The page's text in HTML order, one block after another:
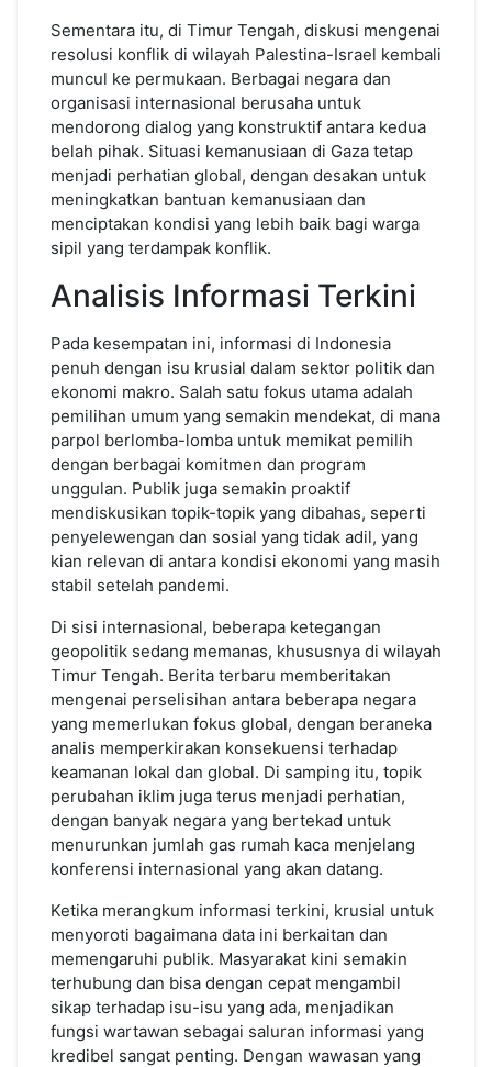
Sementara itu, di Timur Tengah, diskusi mengenai
resolusi konflik di wilayah Palestina-Israel kembali
muncul ke permukaan. Berbagai negara dan
organisasi internasional berusaha untuk
mendorong dialog yang konstruktif antara kedua
belah pihak. Situasi kemanusiaan di Gaza tetap
menjadi perhatian global, dengan desakan untuk
meningkatkan bantuan kemanusiaan dan
menciptakan kondisi yang lebih baik bagi warga
sipil yang terdampak konflik.
Analisis Informasi Terkini
Pada kesempatan ini, informasi di Indonesia
penuh dengan isu krusial dalam sektor politik dan
ekonomi makro. Salah satu fokus utama adalah
pemilihan umum yang semakin mendekat, di mana
parpol berlomba-lomba untuk memikat pemilih
dengan berbagai komitmen dan program
unggulan. Publik juga semakin proaktif
mendiskusikan topik-topik yang dibahas, seperti
penyelewengan dan sosial yang tidak adil, yang
kian relevan di antara kondisi ekonomi yang masih
stabil setelah pandemi.
Di sisi internasional, beberapa ketegangan
geopolitik sedang memanas, khususnya di wilayah
Timur Tengah. Berita terbaru memberitakan
mengenai perselisihan antara beberapa negara
yang memerlukan fokus global, dengan beraneka
analis memperkirakan konsekuensi terhadap
keamanan lokal dan global. Di samping itu, topik
perubahan iklim juga terus menjadi perhatian,
dengan banyak negara yang bertekad untuk
menurunkan jumlah gas rumah kaca menjelang
konferensi internasional yang akan datang.
Ketika merangkum informasi terkini, krusial untuk
menyoroti bagaimana data ini berkaitan dan
memengaruhi publik. Masyarakat kini semakin
terhubung dan bisa dengan cepat mengambil
sikap terhadap isu-isu yang ada, menjadikan
fungsi wartawan sebagai saluran informasi yang
kredibel sangat penting. Dengan wawasan yang